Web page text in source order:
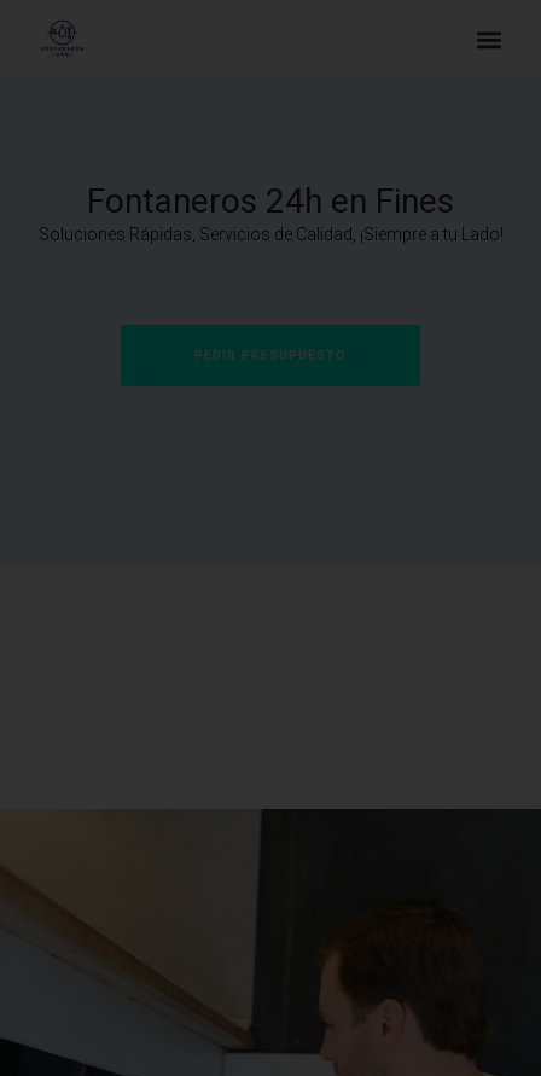
Fontaneros 24h en Fines
Soluciones Rápidas, Servicios de Calidad, ¡Siempre a tu Lado!
PEDIR PRESUPUESTO